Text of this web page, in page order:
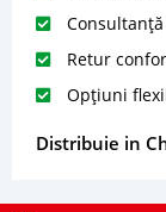
Retur
Opțiuni
Distribuie in